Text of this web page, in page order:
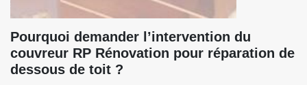
Pourquoi demander l’intervention du
couvreur RP Rénovation pour réparation de
dessous de toit ?